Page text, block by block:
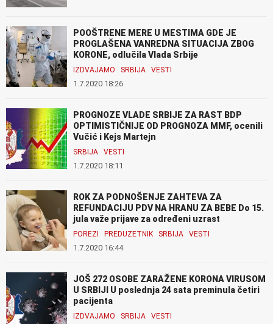
POOŠTRENE MERE U MESTIMA GDE JE
PROGLAŠENA VANREDNA SITUACIJA ZBOG
KORONE, odlučila Vlada Srbije
IZDVAJAMO SRBIJA VESTI
1.7.2020 18:26
PROGNOZE VLADE SRBIJE ZA RAST BDP
OPTIMISTIČNIJE OD PROGNOZA MMF, ocenili
Vučić i Kejs Martejn
SRBIJA VESTI
1.7.2020 18:11
ROK ZA PODNOŠENJE ZAHTEVA ZA
REFUNDACIJU PDV NA HRANU ZA BEBE Do 15.
jula važe prijave za određeni uzrast
POREZI PREDUZETNIK SRBIJA VESTI
1.7.2020 16:44
JOŠ 272 OSOBE ZARAŽENE KORONA VIRUSOM
U SRBIJI U poslednja 24 sata preminula četiri
pacijenta
IZDVAJAMO SRBIJA VESTI